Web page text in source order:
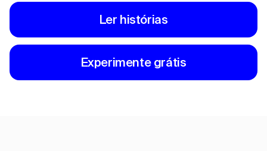
Ler histórias
Experimente grátis